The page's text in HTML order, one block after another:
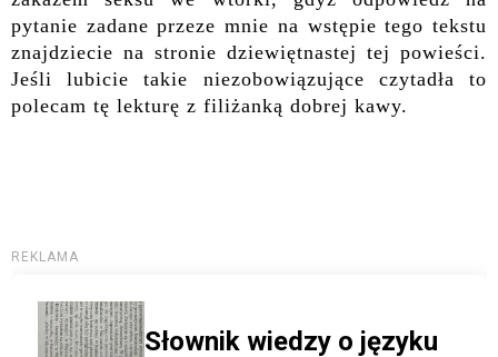
pytanie zadane przeze mnie na wstępie tego tekstu
znajdziecie na stronie dziewiętnastej tej powieści.
Jeśli lubicie takie niezobowiązujące czytadła to
polecam tę lekturę z filiżanką dobrej kawy.